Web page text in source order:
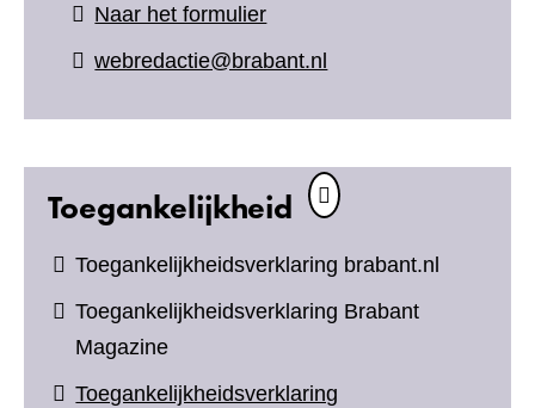
Naar het formulier(verwijst
naar
andere
webredactie@brabant.nl
Toegankelijkheid
Toegankelijkheidsverklaring brabant.nl
Toegankelijkheidsverklaring Brabant
Magazine
Toegankelijkheidsverklaring